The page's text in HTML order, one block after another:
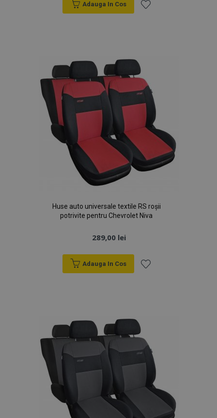
Adauga In Cos
Dorințe
Huse auto universale textile RS roșii
potrivite pentru Chevrolet Niva
289,00 lei
Adauga In Cos
Dorințe